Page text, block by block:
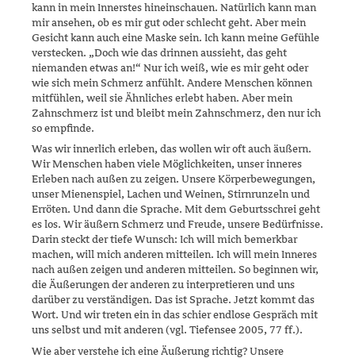
kann in mein Innerstes hinein­schau­en. Natürlich kann man
mir ansehen, ob es mir gut oder schlecht geht. Aber mein
Gesicht kann auch eine Maske sein. Ich kann meine Gefühle
verstecken. „Doch wie das drinnen aussieht, das geht
niemanden etwas an!“ Nur ich weiß, wie es mir geht oder
wie sich mein Schmerz anfühlt. Andere Menschen können
mitfühlen, weil sie Ähnliches erlebt haben. Aber mein
Zahnschmerz ist und bleibt mein Zahnschmerz, den nur ich
so empfinde.
Was wir innerlich erleben, das wollen wir oft auch äußern.
Wir Men­schen haben viele Möglichkeiten, unser inneres
Erleben nach außen zu zeigen. Unsere Körperbewegungen,
unser Mienenspiel, Lachen und Wei­nen, Stirnrunzeln und
Erröten. Und dann die Sprache. Mit dem Geburts­schrei geht
es los. Wir äußern Schmerz und Freude, unsere Bedürfnisse.
Darin steckt der tiefe Wunsch: Ich will mich bemerkbar
machen, will mich anderen mitteilen. Ich will mein Inneres
nach außen zeigen und anderen mitteilen. So beginnen wir,
die Äußerungen der anderen zu interpretieren und uns
darüber zu verständigen. Das ist Sprache. Jetzt kommt das
Wort. Und wir treten ein in das schier endlose Gespräch mit
uns selbst und mit anderen (vgl. Tiefensee 2005, 77 ff.).
Wie aber verstehe ich eine Äußerung richtig? Unsere